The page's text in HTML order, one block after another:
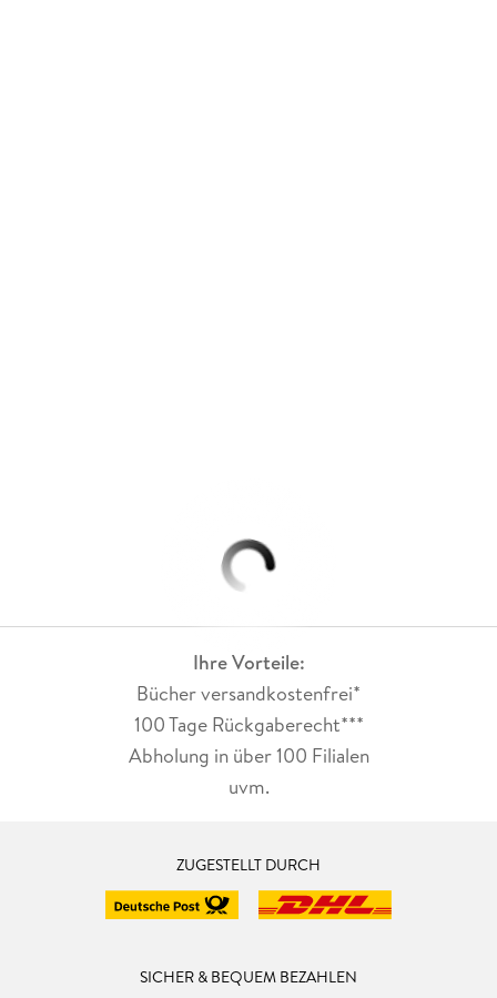
Ihre Vorteile:
Bücher versandkostenfrei*
100 Tage Rückgaberecht***
Abholung in über 100 Filialen
uvm.
ZUGESTELLT DURCH
SICHER & BEQUEM BEZAHLEN